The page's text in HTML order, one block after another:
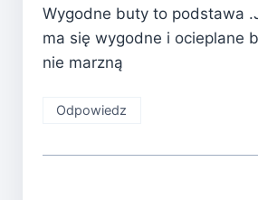
Wygodne buty to podstawa
ma się wygodne i ocieplane
nie marzną
Odpowiedz